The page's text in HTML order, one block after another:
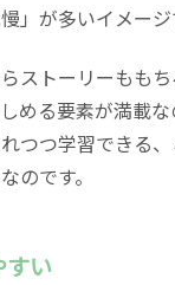
」が多いイメー
ストーリーもも
める要素が満載
つつ学習できる
のです。
すい